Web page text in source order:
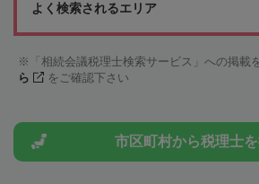
よく検索されるエリア
「相続会議税理士検索サービス」への掲載
ら
をご確認下さい
市区町村から税理士